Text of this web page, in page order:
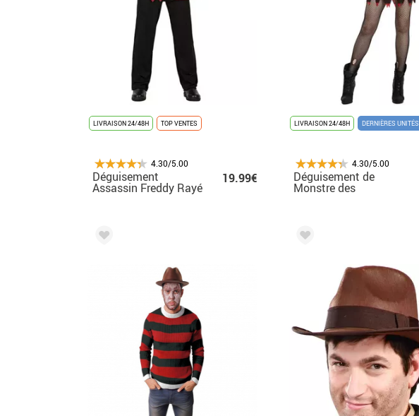
LIVRAISON 24/48H TOP VENTES
4.30/5.00
Déguisement
Assassin Freddy Rayé
19.99€
LIVRAISON 24/48H DERNIÈRES UNITÉS
4.30/5.00
Déguisement de
Monstre des